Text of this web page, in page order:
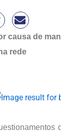
causa de
rede